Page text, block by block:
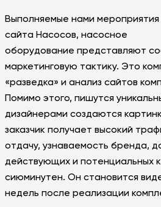
Выполняемые нами
сайта Насосов, насосное
оборудование представляют
маркетинговую тактику. Это
«разведка» и анализ сайтов
Помимо этого, пишутся
дизайнерами создаются
заказчик получает высокий
отдачу, узнаваемость бренда,
действующих и потенциальных
сиюминутен. Он становится
недель после реализации